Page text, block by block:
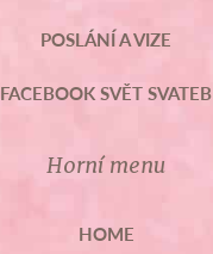
POSLÁNÍ A VIZE
FACEBOOK SVĚT SVATEB
Horní menu
HOME